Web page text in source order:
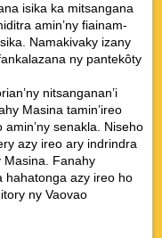
isika ka mitsangana
amin’ny fiainam-
Namakivaky izany
ny pantekôty
nitsanganan’i
Masina tamin’ireo
senakla. Niseho
azy ireo ary indrindra
Masina. Fanahy
hahatonga azy ireo ho
ny Vaovao